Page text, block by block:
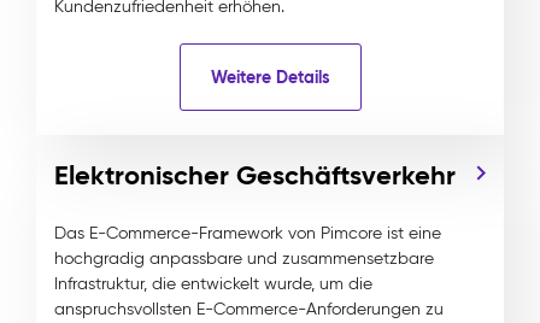
Kundenzufriedenheit erhöhen.
Weitere Details
Elektronischer Geschäftsverkehr
Das E-Commerce-Framework von Pimcore ist eine
hochgradig anpassbare und zusammensetzbare
Infrastruktur, die entwickelt wurde, um die
anspruchsvollsten E-Commerce-Anforderungen zu